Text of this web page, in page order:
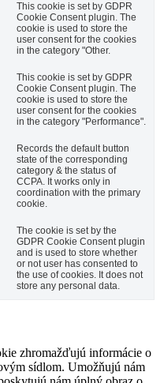
This cookie is set by GDPR
Cookie Consent plugin. The
cookie is used to store the
user consent for the cookies
in the category "Other.
This cookie is set by GDPR
Cookie Consent plugin. The
cookie is used to store the
user consent for the cookies
in the category "Performance".
Records the default button
state of the corresponding
category & the status of
CCPA. It works only in
coordination with the primary
cookie.
The cookie is set by the
GDPR Cookie Consent plugin
and is used to store whether
or not user has consented to
the use of cookies. It does not
store any personal data.
zhromažďujú informácie o
sídlom. Umožňujú nám